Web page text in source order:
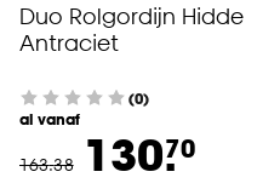
Duo Rolgordijn Hidde
Antraciet
(0)
al vanaf
163.38 130.70